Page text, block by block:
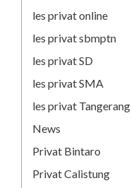
les privat online
les privat sbmptn
les privat SD
les privat SMA
les privat Tangerang
News
Privat Bintaro
Privat Calistung